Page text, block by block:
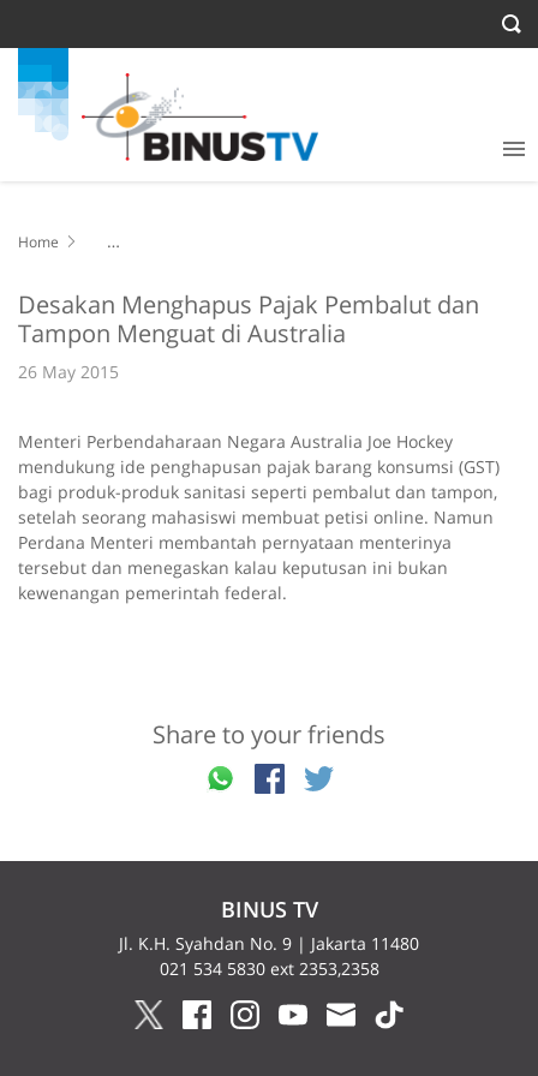
Home
Desakan Menghapus Pajak Pembalut dan
Tampon Menguat di Australia
26 May 2015
Menteri Perbendaharaan Negara Australia Joe Hockey
mendukung ide penghapusan pajak barang konsumsi (GST)
bagi produk-produk sanitasi seperti pembalut dan tampon,
setelah seorang mahasiswi membuat petisi online. Namun
Perdana Menteri membantah pernyataan menterinya
tersebut dan menegaskan kalau keputusan ini bukan
kewenangan pemerintah federal.
Share to your friends
BINUS TV
Jl. K.H. Syahdan No. 9 | Jakarta 11480
021 534 5830 ext 2353,2358